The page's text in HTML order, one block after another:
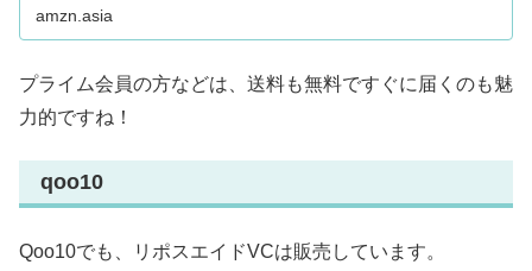
amzn.asia
プライム会員の方などは、送料も無料ですぐに届くのも魅
力的ですね！
qoo10
Qoo10でも、リポスエイドVCは販売しています。